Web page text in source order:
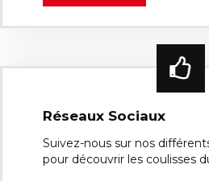
Réseaux Sociaux
Suivez-nous sur nos
pour découvrir les coulisses